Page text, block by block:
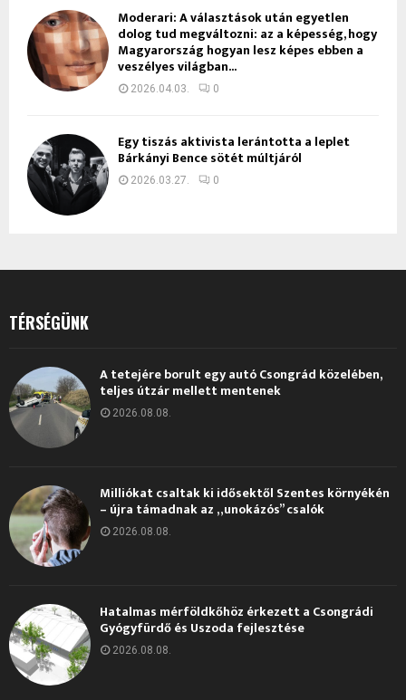
Moderari: A választások után egyetlen
dolog tud megváltozni: az a képesség, hogy
Magyarország hogyan lesz képes ebben a
veszélyes világban...
2026.04.03. 0
Egy tiszás aktivista lerántotta a leplet
Bárkányi Bence sötét múltjáról
2026.03.27. 0
TÉRSÉGÜNK
A tetejére borult egy autó Csongrád közelében,
teljes útzár mellett mentenek
2026.08.08.
Milliókat csaltak ki idősektől Szentes környékén
– újra támadnak az „unokázós” csalók
2026.08.08.
Hatalmas mérföldkőhöz érkezett a Csongrádi
Gyógyfürdő és Uszoda fejlesztése
2026.08.08.